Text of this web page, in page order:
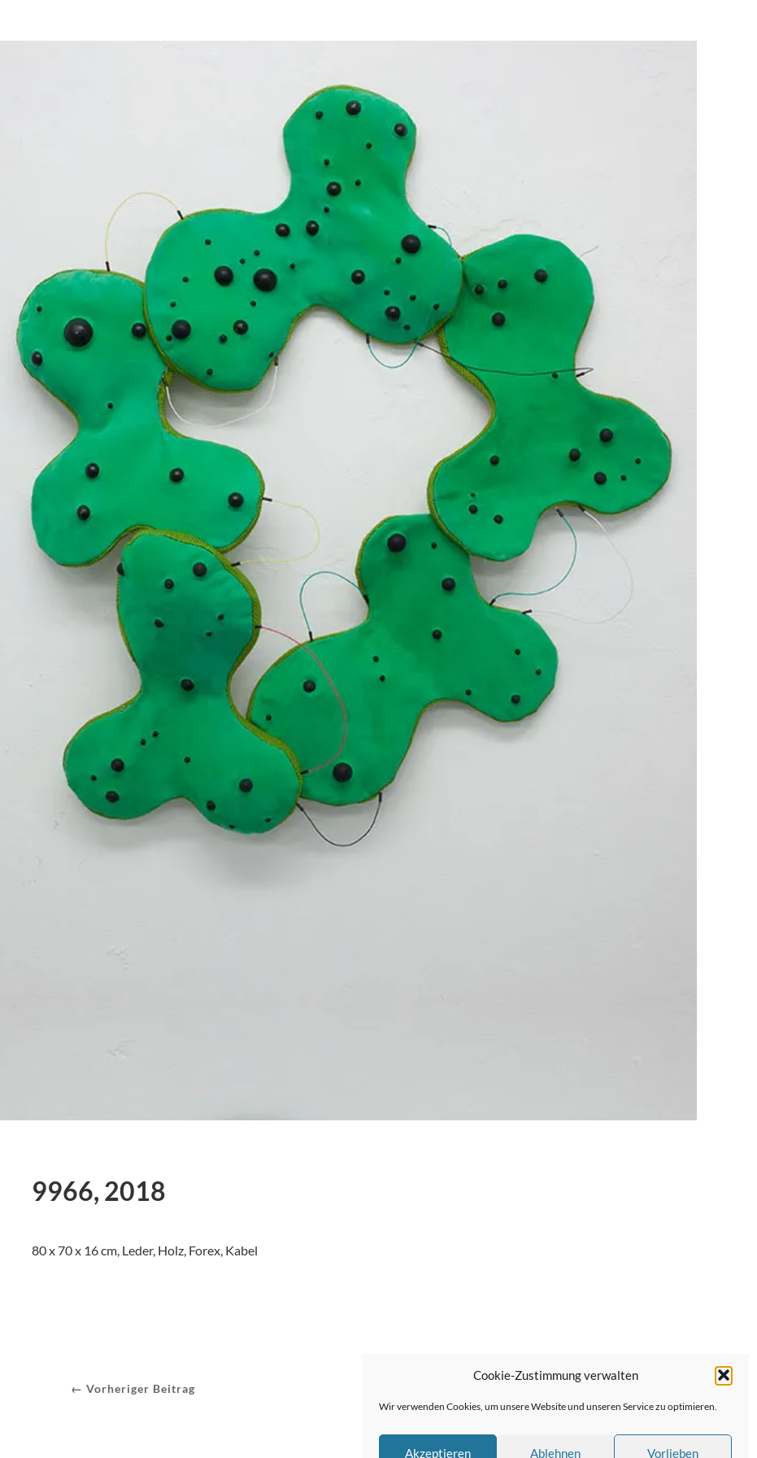
Cookie-Zustimmung verwalten
Wir verwenden Cookies, um unsere Website und unseren Service zu optimieren.
Akzeptieren Ablehnen Vorlieben
9966, 2018
80 x 70 x 16 cm, Leder, Holz, Forex, Kabel
← Vorheriger Beitrag